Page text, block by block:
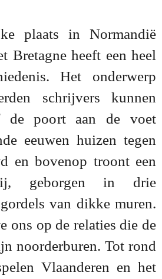
plaats in Normandië
Bretagne heeft een heel
Het onderwerp
schrijvers kunnen
de poort aan de voet
eeuwen huizen tegen
en bovenop troont een
geborgen in drie
van dikke muren.
ons op de relaties die de
noorderburen. Tot rond
Vlaanderen en het